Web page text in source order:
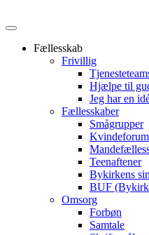
Fællesskab
Frivillig
Hjælpe til
Jeg har en
Fællesskaber
Smågrupper
Kvindeforum
Teenaftener
Bykirkens
BUF
Omsorg
Forbøn
Samtale